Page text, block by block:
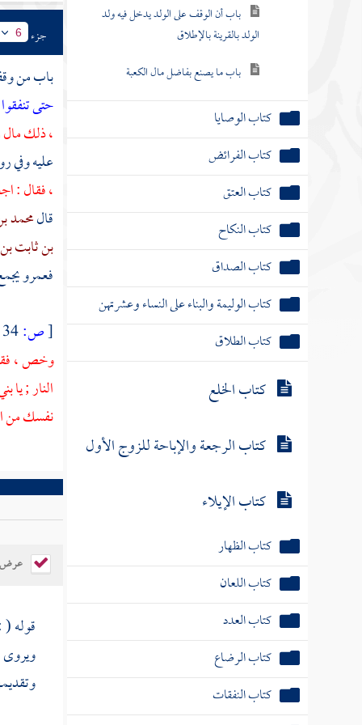
باب أن الوقف على الولد يدخل فيه ولد
الولد بالقرينة بالإطلاق
باب ما يصنع بفاضل مال الكعبة
كتاب الوصايا
كتاب الفرائض
كتاب العتق
كتاب النكاح
كتاب الصداق
كتاب الوليمة والبناء على النساء وعشرتهن
كتاب الطلاق
كتاب الخلع
كتاب الرجعة والإباحة للزوج الأول
كتاب الإيلاء
كتاب الظهار
كتاب اللعان
كتاب العدد
كتاب الرضاع
كتاب النفقات
جزء 6
باب من
حتى
، ذلك مال
عليه وفي
، فقال :
قالمحمد
بن ثابت
فعمرو
[ص:
وخص ،
النار ; يا
نفسك من
عرض
قوله (
ويروى